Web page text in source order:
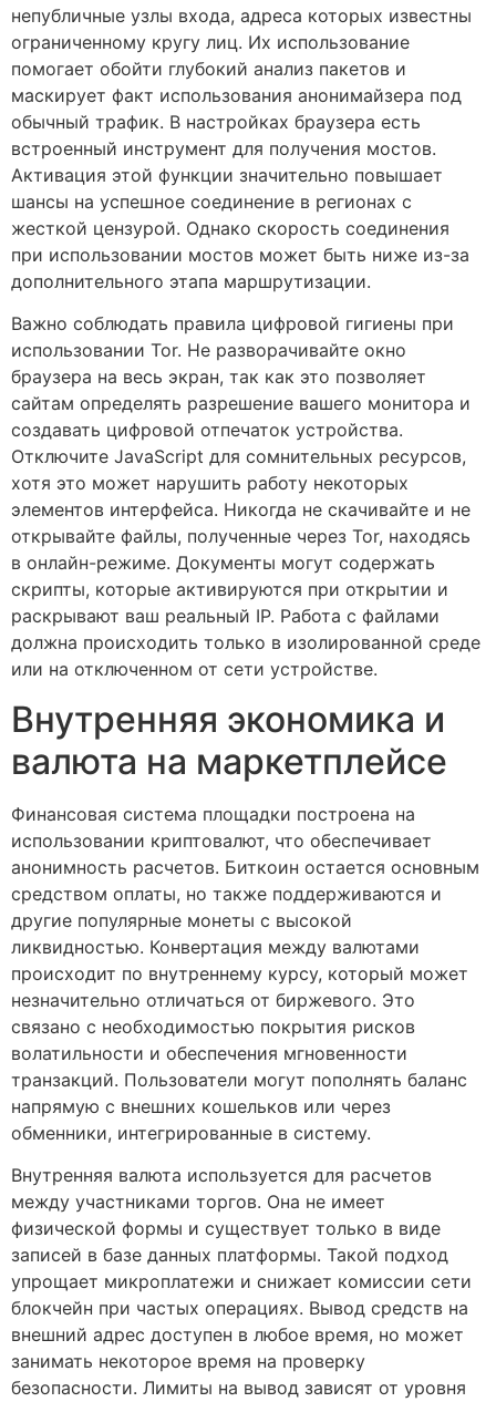
непубличные узлы входа, адреса которых известны
ограниченному кругу лиц. Их использование
помогает обойти глубокий анализ пакетов и
маскирует факт использования анонимайзера под
обычный трафик. В настройках браузера есть
встроенный инструмент для получения мостов.
Активация этой функции значительно повышает
шансы на успешное соединение в регионах с
жесткой цензурой. Однако скорость соединения
при использовании мостов может быть ниже из-за
дополнительного этапа маршрутизации.
Важно соблюдать правила цифровой гигиены при
использовании Tor. Не разворачивайте окно
браузера на весь экран, так как это позволяет
сайтам определять разрешение вашего монитора и
создавать цифровой отпечаток устройства.
Отключите JavaScript для сомнительных ресурсов,
хотя это может нарушить работу некоторых
элементов интерфейса. Никогда не скачивайте и не
открывайте файлы, полученные через Tor, находясь
в онлайн-режиме. Документы могут содержать
скрипты, которые активируются при открытии и
раскрывают ваш реальный IP. Работа с файлами
должна происходить только в изолированной среде
или на отключенном от сети устройстве.
Внутренняя экономика и
валюта на маркетплейсе
Финансовая система площадки построена на
использовании криптовалют, что обеспечивает
анонимность расчетов. Биткоин остается основным
средством оплаты, но также поддерживаются и
другие популярные монеты с высокой
ликвидностью. Конвертация между валютами
происходит по внутреннему курсу, который может
незначительно отличаться от биржевого. Это
связано с необходимостью покрытия рисков
волатильности и обеспечения мгновенности
транзакций. Пользователи могут пополнять баланс
напрямую с внешних кошельков или через
обменники, интегрированные в систему.
Внутренняя валюта используется для расчетов
между участниками торгов. Она не имеет
физической формы и существует только в виде
записей в базе данных платформы. Такой подход
упрощает микроплатежи и снижает комиссии сети
блокчейн при частых операциях. Вывод средств на
внешний адрес доступен в любое время, но может
занимать некоторое время на проверку
безопасности. Лимиты на вывод зависят от уровня